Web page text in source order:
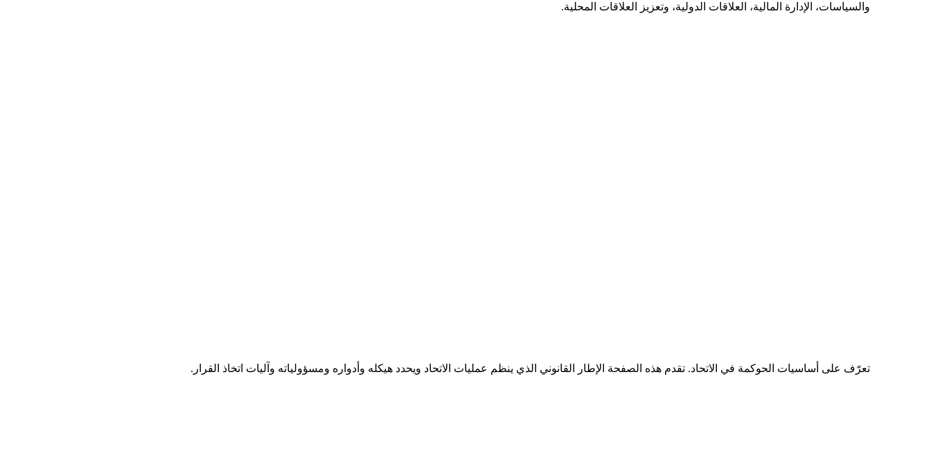
والسياسات، الإدارة المالية، العلاقات الدولية، وتعزيز العلاقات المحلية.
تعرّف على أساسيات الحوكمة في الاتحاد. تقدم هذه الصفحة الإطار القانوني الذي ينظم عمليات الاتحاد ويحدد هيكله وأدواره ومسؤولياته وآليات اتخاذ القرار.